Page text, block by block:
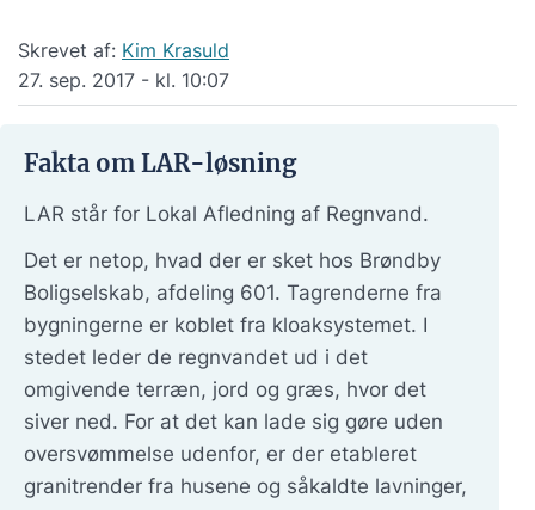
Skrevet af: Kim Krasuld
27. sep. 2017 - kl. 10:07
Fakta om LAR-løsning
LAR står for Lokal Afledning af Regnvand.
Det er netop, hvad der er sket hos Brøndby
Boligselskab, afdeling 601. Tagrenderne fra
bygningerne er koblet fra kloaksystemet. I
stedet leder de regnvandet ud i det
omgivende terræn, jord og græs, hvor det
siver ned. For at det kan lade sig gøre uden
oversvømmelse udenfor, er der etableret
granitrender fra husene og såkaldte lavninger,